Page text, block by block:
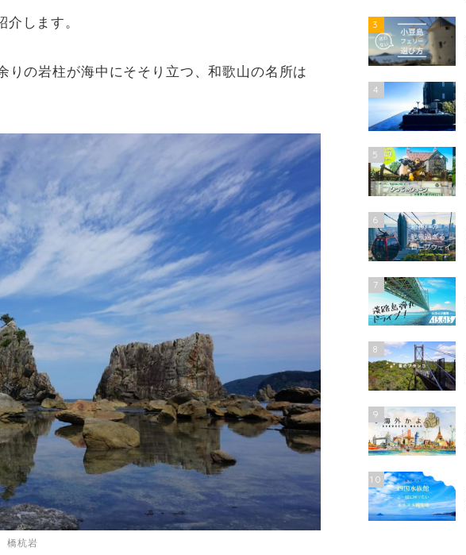
します。
の岩柱が海中にそそり立つ、和歌山の名所は
橋杭岩
3
4
5
6
7
8
9
10